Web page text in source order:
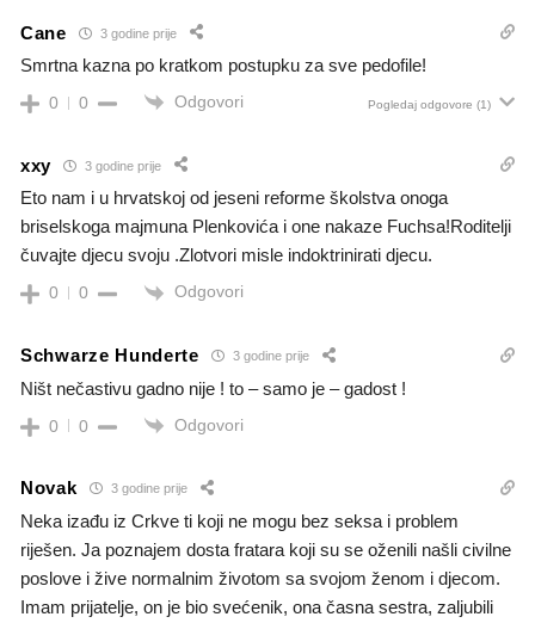
Cane 3 godine prije
Smrtna kazna po kratkom postupku za sve pedofile!
0 0 Odgovori Pogledaj odgovore (1)
xxy 3 godine prije
Eto nam i u hrvatskoj od jeseni reforme školstva onoga
briselskoga majmuna Plenkovića i one nakaze Fuchsa!Roditelji
čuvajte djecu svoju .Zlotvori misle indoktrinirati djecu.
0 0 Odgovori
Schwarze Hunderte 3 godine prije
Ništ nečastivu gadno nije ! to – samo je – gadost !
0 0 Odgovori
Novak 3 godine prije
Neka izađu iz Crkve ti koji ne mogu bez seksa i problem
riješen. Ja poznajem dosta fratara koji su se oženili našli civilne
poslove i žive normalnim životom sa svojom ženom i djecom.
Imam prijatelje, on je bio svećenik, ona časna sestra, zaljubili